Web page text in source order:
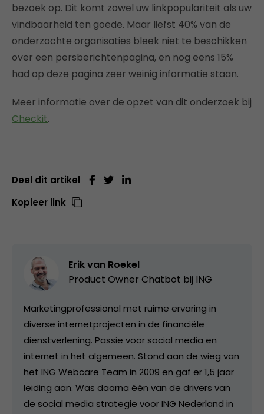
bezoek op. Dit komt zowel uw linkpopulariteit als uw
vindbaarheid ten goede. Maar liefst 40% van de
onderzochte organisaties bleek niet te beschikken
over een persberichtenpagina, en nog eens 15%
had op deze pagina zeer weinig informatie staan.
Meer informatie over de opzet van dit onderzoek bij
Checkit.
Deel dit artikel
Kopieer link
Erik van Roekel
Product Owner Chatbot bij ING
Marketingprofessional met ruime ervaring in
diverse internetprojecten in de financiële
dienstverlening. Passie voor social media en
internet in het algemeen. Stond aan de wieg van
het ING Webcare Team in 2009 en gaf er 1,5 jaar
leiding aan. Was daarna één van de drivers van
de social media strategie voor ING Nederland in